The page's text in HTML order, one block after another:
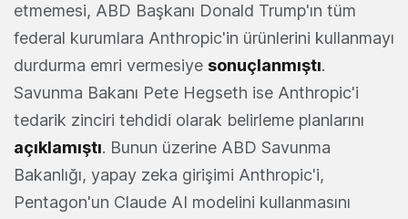
etmemesi, ABD Başkanı Donald Trump'ın tüm
federal kurumlara Anthropic'in ürünlerini kullanmayı
durdurma emri vermesiye sonuçlanmıştı.
Savunma Bakanı Pete Hegseth ise Anthropic'i
tedarik zinciri tehdidi olarak belirleme planlarını
açıklamıştı. Bunun üzerine ABD Savunma
Bakanlığı, yapay zeka girişimi Anthropic'i,
Pentagon'un Claude AI modelini kullanmasını